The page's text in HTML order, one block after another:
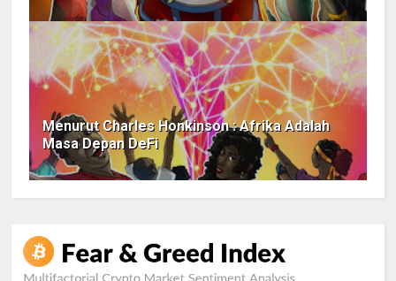
Menurut Charles Honkinson : Afrika Adalah
Masa Depan DeFi